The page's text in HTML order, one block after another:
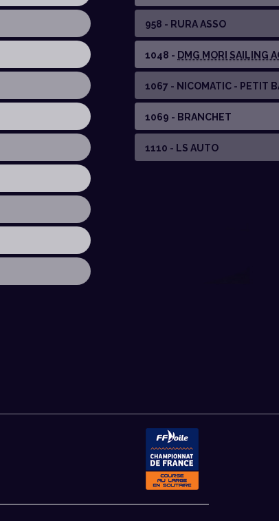
958 - RURA ASSO
1048 - DMG MORI SAILING
1067 - NICOMATIC - PETIT
1069 - BRANCHET
1110 - LS AUTO